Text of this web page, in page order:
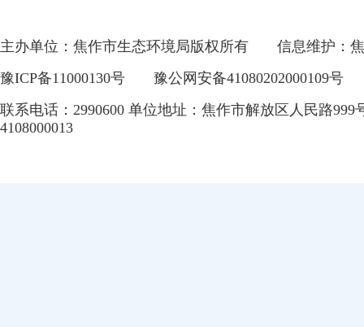
主办单位：焦作市生态环境局版权所有
信息维护：
豫ICP备11000130号
豫公网安备41080202000109号
联系电话：2990600 单位地址：焦作市解放区人民路999
4108000013